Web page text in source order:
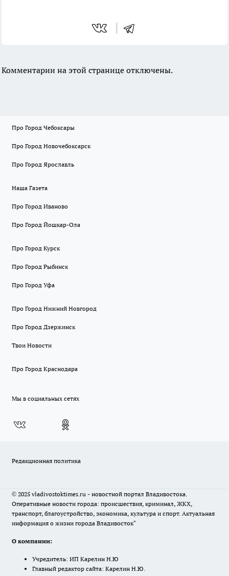
Комментарии на этой странице отключены.
Про Город Чебоксары
Про Город Новочебоксарск
Про Город Ярославль
Наша Газета
Про Город Иваново
Про Город Йошкар-Ола
Про Город Курск
Про Город Рыбинск
Про Город Уфа
Про Город Нижний Новгород
Про Город Дзержинск
Твои Новости
Про Город Краснодара
Мы в социальных сетях
Редакционная политика
© 2025 vladivostoktimes.ru - новостной портал Владивостока.
Оперативные новости города: происшествия, криминал, ЖКХ,
транспорт, благоустройство, экономика, культура и спорт. Актуальная
информация о жизни города Владивосток"
О компании:
Учредитель: ИП Карелин Н.Ю
Главный редактор сайта: Карелин Н.Ю.